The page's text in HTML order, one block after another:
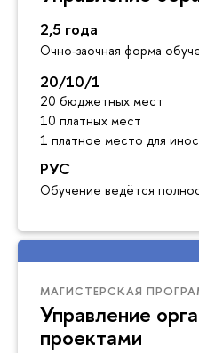
2,5 года
Очно-заочная форма
20/10/1
20 бюджетных мест
10 платных мест
1 платное место для
РУС
Обучение ведётся
МАГИСТЕРСКАЯ
Управление
проектами